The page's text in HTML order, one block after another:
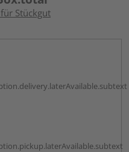
Stückgut